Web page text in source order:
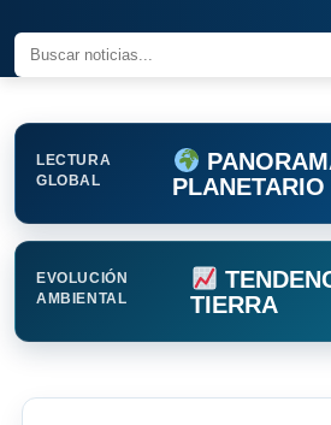
LECTURA
GLOBAL
PLANETARIO
EVOLUCIÓN
AMBIENTAL
TIERRA